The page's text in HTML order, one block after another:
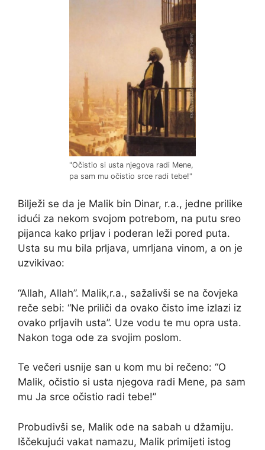
"Očistio si usta njegova radi Mene,
pa sam mu očistio srce radi tebe!"
Bilježi se da je Malik bin Dinar, r.a., jedne prilike
idući za nekom svojom potrebom, na putu sreo
pijanca kako prljav i poderan leži pored puta.
Usta su mu bila prljava, umrljana vinom, a on je
uzvikivao:
“Allah, Allah”. Malik,r.a., sažalivši se na čovjeka
reče sebi: “Ne priliči da ovako čisto ime izlazi iz
ovako prljavih usta”. Uze vodu te mu opra usta.
Nakon toga ode za svojim poslom.
Te večeri usnije san u kom mu bi rečeno: “O
Malik, očistio si usta njegova radi Mene, pa sam
mu Ja srce očistio radi tebe!”
Probudivši se, Malik ode na sabah u džamiju.
Iščekujući vakat namazu, Malik primijeti istog